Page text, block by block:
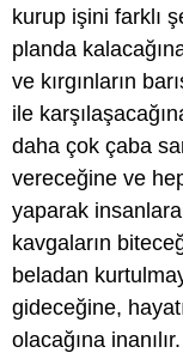
kurup işini farklı
planda
ve kırgınların
ile
daha çok çaba
vereceğine ve
yaparak
kavgaların
beladan
gideceğine,
olacağına inanılır.